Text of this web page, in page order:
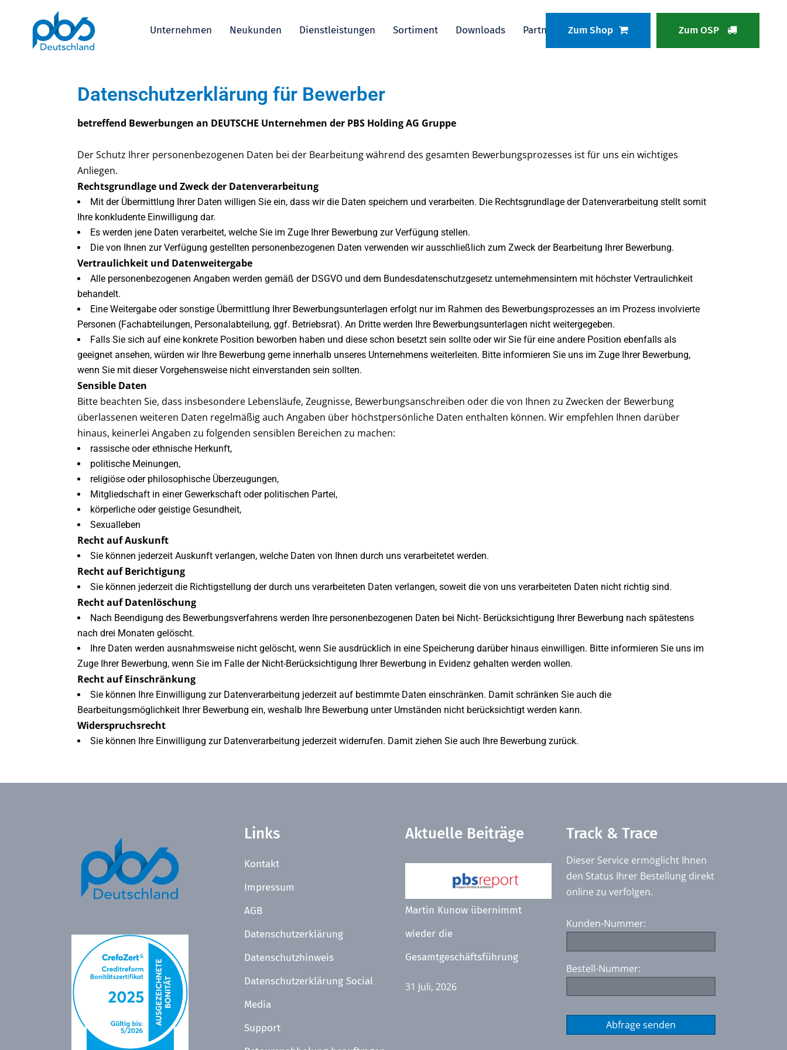
Zum Shop Zum OSP
Unternehmen Neukunden Dienstleistungen Sortiment Downloads Partnerbereich
Datenschutzerklärung für Bewerber
betreffend Bewerbungen an DEUTSCHE Unternehmen der PBS Holding AG Gruppe
Der Schutz Ihrer personenbezogenen Daten bei der Bearbeitung während des gesamten Bewerbungsprozesses ist für uns ein wichtiges
Anliegen.
Rechtsgrundlage und Zweck der Datenverarbeitung
Mit der Übermittlung Ihrer Daten willigen Sie ein, dass wir die Daten speichern und verarbeiten. Die Rechtsgrundlage der Datenverarbeitung stellt somit
Ihre konkludente Einwilligung dar.
Es werden jene Daten verarbeitet, welche Sie im Zuge Ihrer Bewerbung zur Verfügung stellen.
Die von Ihnen zur Verfügung gestellten personenbezogenen Daten verwenden wir ausschließlich zum Zweck der Bearbeitung Ihrer Bewerbung.
Vertraulichkeit und Datenweitergabe
Alle personenbezogenen Angaben werden gemäß der DSGVO und dem Bundesdatenschutzgesetz unternehmensintern mit höchster Vertraulichkeit
behandelt.
Eine Weitergabe oder sonstige Übermittlung Ihrer Bewerbungsunterlagen erfolgt nur im Rahmen des Bewerbungsprozesses an im Prozess involvierte
Personen (Fachabteilungen, Personalabteilung, ggf. Betriebsrat). An Dritte werden Ihre Bewerbungsunterlagen nicht weitergegeben.
Falls Sie sich auf eine konkrete Position beworben haben und diese schon besetzt sein sollte oder wir Sie für eine andere Position ebenfalls als
geeignet ansehen, würden wir Ihre Bewerbung gerne innerhalb unseres Unternehmens weiterleiten. Bitte informieren Sie uns im Zuge Ihrer Bewerbung,
wenn Sie mit dieser Vorgehensweise nicht einverstanden sein sollten.
Sensible Daten
Bitte beachten Sie, dass insbesondere Lebensläufe, Zeugnisse, Bewerbungsanschreiben oder die von Ihnen zu Zwecken der Bewerbung
überlassenen weiteren Daten regelmäßig auch Angaben über höchstpersönliche Daten enthalten können. Wir empfehlen Ihnen darüber
hinaus, keinerlei Angaben zu folgenden sensiblen Bereichen zu machen:
rassische oder ethnische Herkunft,
politische Meinungen,
religiöse oder philosophische Überzeugungen,
Mitgliedschaft in einer Gewerkschaft oder politischen Partei,
körperliche oder geistige Gesundheit,
Sexualleben
Recht auf Auskunft
Sie können jederzeit Auskunft verlangen, welche Daten von Ihnen durch uns verarbeitetet werden.
Recht auf Berichtigung
Sie können jederzeit die Richtigstellung der durch uns verarbeiteten Daten verlangen, soweit die von uns verarbeiteten Daten nicht richtig sind.
Recht auf Datenlöschung
Nach Beendigung des Bewerbungsverfahrens werden Ihre personenbezogenen Daten bei Nicht- Berücksichtigung Ihrer Bewerbung nach spätestens
nach drei Monaten gelöscht.
Ihre Daten werden ausnahmsweise nicht gelöscht, wenn Sie ausdrücklich in eine Speicherung darüber hinaus einwilligen. Bitte informieren Sie uns im
Zuge Ihrer Bewerbung, wenn Sie im Falle der Nicht-Berücksichtigung Ihrer Bewerbung in Evidenz gehalten werden wollen.
Recht auf Einschränkung
Sie können Ihre Einwilligung zur Datenverarbeitung jederzeit auf bestimmte Daten einschränken. Damit schränken Sie auch die
Bearbeitungsmöglichkeit Ihrer Bewerbung ein, weshalb Ihre Bewerbung unter Umständen nicht berücksichtigt werden kann.
Widerspruchsrecht
Sie können Ihre Einwilligung zur Datenverarbeitung jederzeit widerrufen. Damit ziehen Sie auch Ihre Bewerbung zurück.
Links
Kontakt
Impressum
AGB
Datenschutzerklärung
Datenschutzhinweis
Datenschutzerklärung Social
Media
Support
Aktuelle Beiträge
Martin Kunow übernimmt
wieder die
Gesamtgeschäftsführung
31 Juli, 2026
Track & Trace
Dieser Service ermöglicht Ihnen
den Status Ihrer Bestellung direkt
online zu verfolgen.
Kunden-Nummer:
Bestell-Nummer: